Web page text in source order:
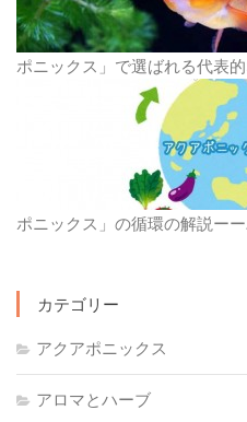
ポニックス」で選ばれる代表
ポニックス」の循環の解説ー
カテゴリー
アクアポニックス
アロマとハーブ